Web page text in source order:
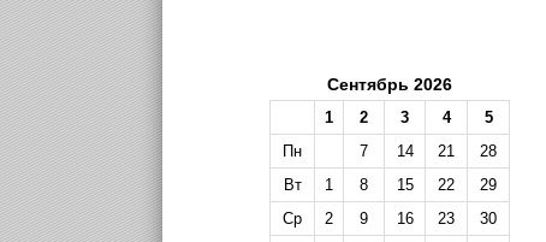
Сентябрь 2026
1 2 3 4
5
Пн
7 14 21
28
Вт
1 8 15 22
29
Ср
2 9 16 23
30